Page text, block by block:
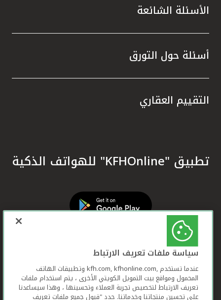
الأسئلة الشائعة
أسئلة حول التورق
التقييم العقاري
تطبيق "KFHOnline" للهواتف الذكية
سياسة ملفات تعريف الارتباط
عندما تستخدم ,kfh.com, kfhonline.com وتطبيقات الهاتف
المحمول ومواقع بيت التمويل الكويتي الأخرى ، يتم استخدام ملفات
تعريف الارتباط لتخصيص تجربة العملاء وتحسينها ، وهذا سيساعدنا
على تحسين منتجاتنا وخدماتنا. حدد "قبول جميع ملفات تعريف